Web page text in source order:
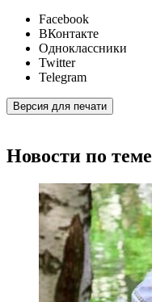
Facebook
ВКонтакте
Одноклассники
Twitter
Telegram
Версия для печати
Новости по теме